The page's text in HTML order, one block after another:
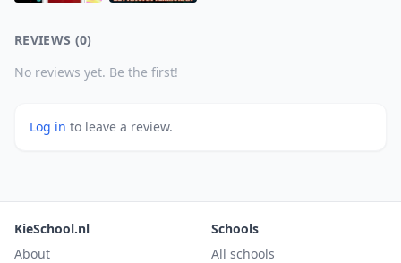
REVIEWS (0)
No reviews yet. Be the first!
Log in to leave a review.
KieSchool.nl
About
Schools
All schools